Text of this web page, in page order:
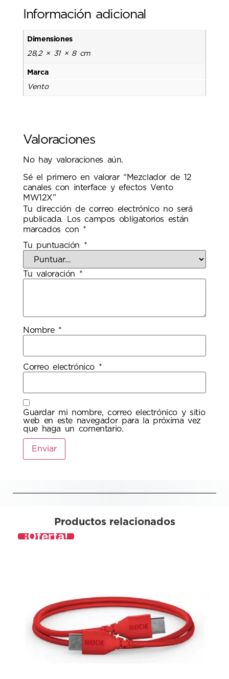
Información adicional
Dimensiones
28,2 × 31 × 8 cm
Marca
Vento
Valoraciones
No hay valoraciones aún.
Sé el primero en valorar “Mezclador de 12
canales con interface y efectos Vento
MW12X”
Tu dirección de correo electrónico no será
publicada.
Los campos obligatorios están
marcados con *
Tu puntuación *
Tu valoración *
Nombre *
Correo electrónico *
Guardar mi nombre, correo electrónico y sitio
web en este navegador para la próxima vez
que haga un comentario.
Productos relacionados
¡Oferta!